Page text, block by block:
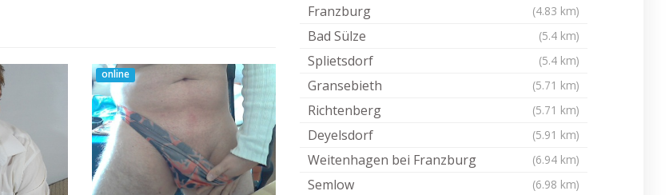
online
Franzburg (4.83 km)
Bad Sülze (5.4 km)
Splietsdorf (5.4 km)
Gransebieth (5.71 km)
Richtenberg (5.71 km)
Deyelsdorf (5.91 km)
Weitenhagen bei Franzburg (6.94 km)
Semlow (6.98 km)